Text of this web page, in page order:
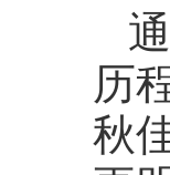
历
秋